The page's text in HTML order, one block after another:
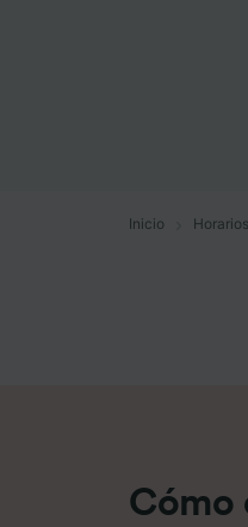
Inicio
Cómo